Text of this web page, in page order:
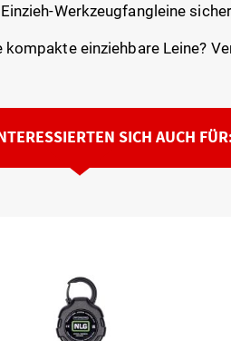
Werkzeugfangleine
kompakte einziehbare Leine?
SICH AUCH